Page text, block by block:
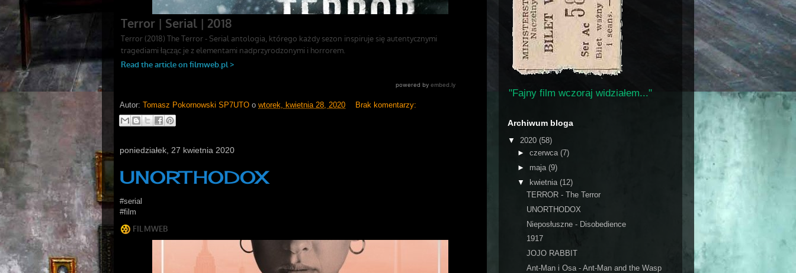
Autor: Tomasz Pokornowski SP7UTO o wtorek, kwietnia 28, 2020 Brak komentarzy:
poniedziałek, 27 kwietnia 2020
UNORTHODOX
#serial
#film
"Fajny film wczoraj widziałem..."
Archiwum bloga
▼ 2020 (58)
► czerwca (7)
► maja (9)
▼ kwietnia (12)
TERROR - The Terror
UNORTHODOX
Nieposłuszne - Disobedience
1917
JOJO RABBIT
Ant-Man i Osa - Ant-Man and the Wasp